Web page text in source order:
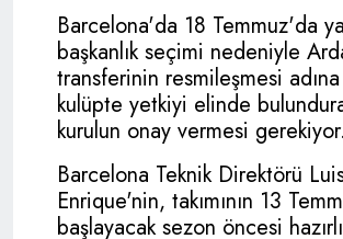
Barcelona'da 18 Temmuz'da
başkanlık seçimi nedeniyle
transferinin resmileşmesi
kulüpte yetkiyi elinde
kurulun onay vermesi gerekiyor.
Barcelona Teknik Direktörü
Enrique'nin, takımının 13
başlayacak sezon öncesi